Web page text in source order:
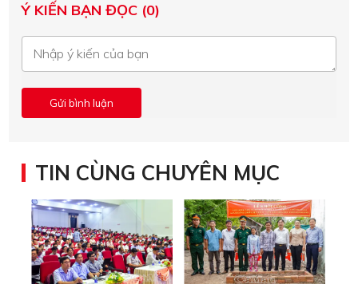
Ý KIẾN BẠN ĐỌC (0)
TIN CÙNG CHUYÊN MỤC